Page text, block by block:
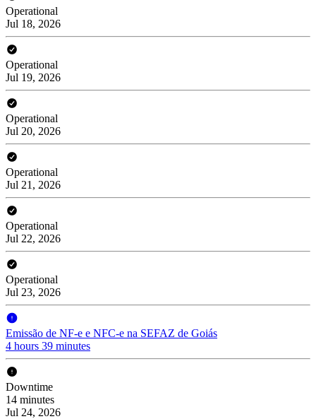
Operational
Jul 18, 2026
Operational
Jul 19, 2026
Operational
Jul 20, 2026
Operational
Jul 21, 2026
Operational
Jul 22, 2026
Operational
Jul 23, 2026
Emissão de NF-e e NFC-e na SEFAZ de Goiás
4 hours 39 minutes
Downtime
14 minutes
Jul 24, 2026